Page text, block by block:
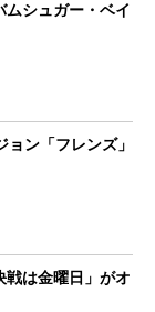
シュガー・ベイ
ン「フレンズ」
戦は金曜日」がオ